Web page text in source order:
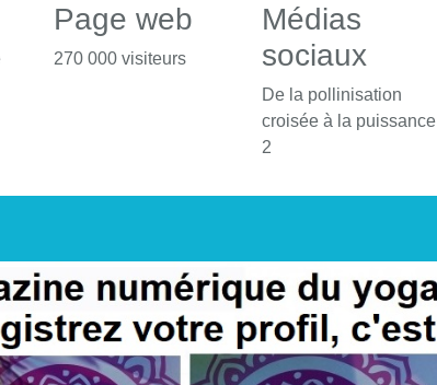
Page web
270 000 visiteurs
Médias
sociaux
De la pollinisation
croisée à la puissance
2